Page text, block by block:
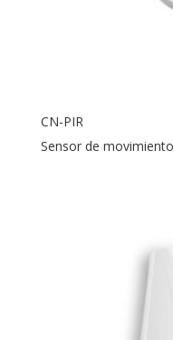
CN-PIR
Sensor de